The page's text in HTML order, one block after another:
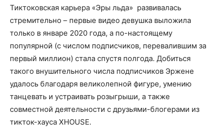
Тиктоковская карьера «Эры льда» развивалась
стремительно – первые видео девушка выложила
только в январе 2020 года, а по-настоящему
популярной (с числом подписчиков, перевалившим за
первый миллион) стала спустя полгода. Добиться
такого внушительного числа подписчиков Эржене
удалось благодаря великолепной фигуре, умению
танцевать и устраивать розыгрыши, а также
совместной деятельности с друзьями-блогерами из
тикток-хауса XHOUSE.